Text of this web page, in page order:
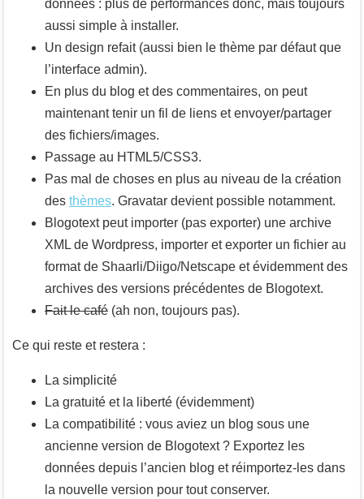
données : plus de performances donc, mais toujours
aussi simple à installer.
Un design refait (aussi bien le thème par défaut que
l’interface admin).
En plus du blog et des commentaires, on peut
maintenant tenir un fil de liens et envoyer/partager
des fichiers/images.
Passage au HTML5/CSS3.
Pas mal de choses en plus au niveau de la création
des thèmes. Gravatar devient possible notamment.
Blogotext peut importer (pas exporter) une archive
XML de Wordpress, importer et exporter un fichier au
format de Shaarli/Diigo/Netscape et évidemment des
archives des versions précédentes de Blogotext.
Fait le café (ah non, toujours pas).
Ce qui reste et restera :
La simplicité
La gratuité et la liberté (évidemment)
La compatibilité : vous aviez un blog sous une
ancienne version de Blogotext ? Exportez les
données depuis l’ancien blog et réimportez-les dans
la nouvelle version pour tout conserver.